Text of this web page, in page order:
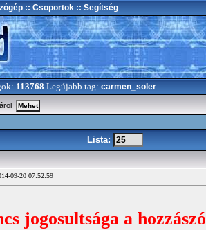
:: Csoportok :: Segítség
113768 Legújabb tag: carmen_soler
Lista:
09-20 07:52:59
jogosultsága a